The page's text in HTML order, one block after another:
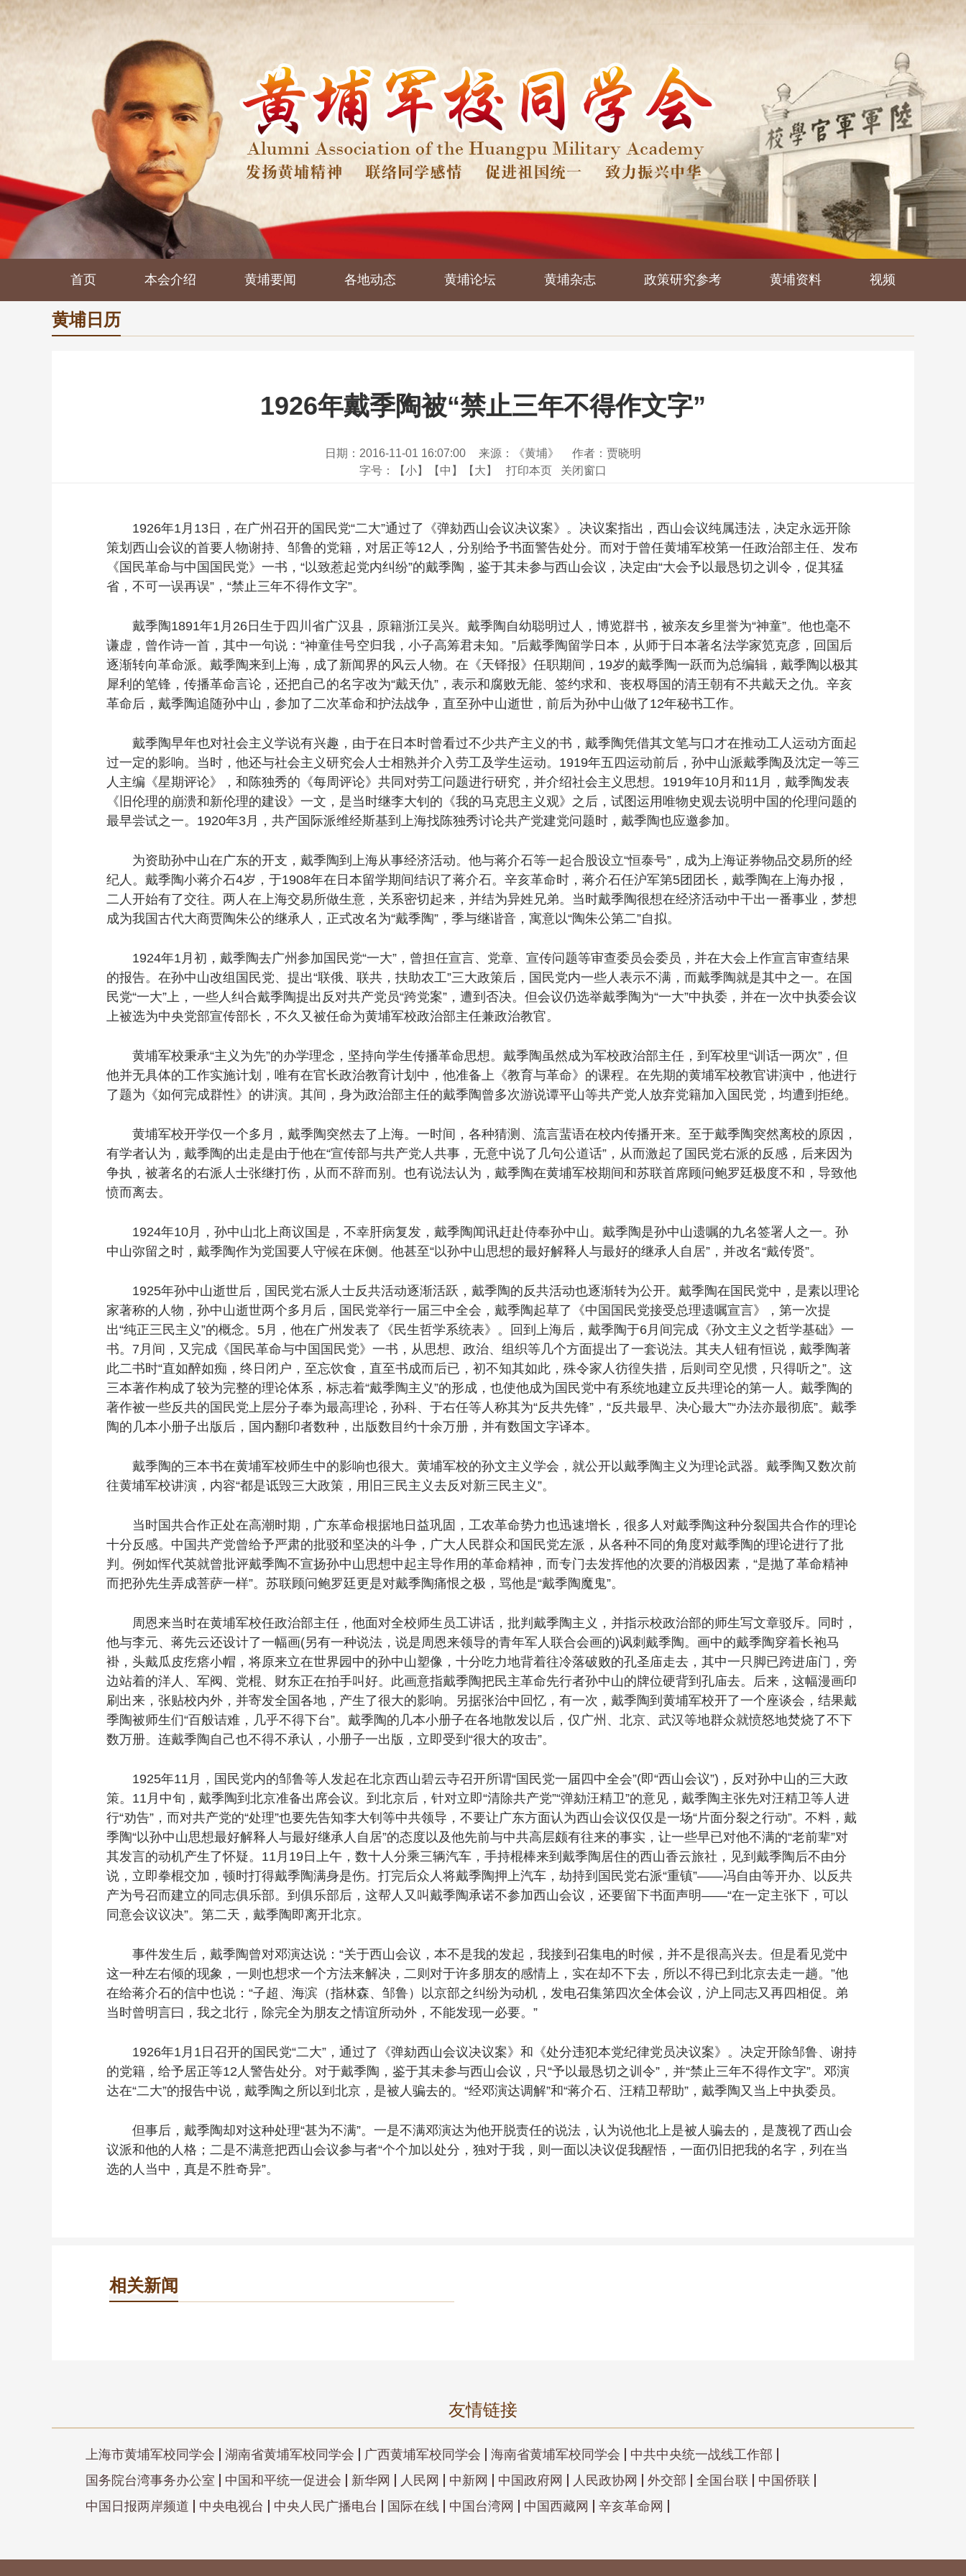
首页 本会介绍 黄埔要闻 各地动态 黄埔论坛 黄埔杂志 政策研究参考 黄埔资料 视频
黄埔日历
1926年戴季陶被“禁止三年不得作文字”
日期：2016-11-01 16:07:00 来源：《黄埔》
作者：贾晓明
字号：
【小】 【中】 【大】 打印本页 关闭窗口
1926年1月13日，在广州召开的国民党“二大”通过了《弹劾西山会议决议案》。决议案指出，西山会议纯属违法，决定永远开除
策划西山会议的首要人物谢持、邹鲁的党籍，对居正等12人，分别给予书面警告处分。而对于曾任黄埔军校第一任政治部主任、发布
《国民革命与中国国民党》一书，“以致惹起党内纠纷”的戴季陶，鉴于其未参与西山会议，决定由“大会予以最恳切之训令，促其猛
省，不可一误再误”，“禁止三年不得作文字”。
戴季陶1891年1月26日生于四川省广汉县，原籍浙江吴兴。戴季陶自幼聪明过人，博览群书，被亲友乡里誉为“神童”。他也毫不
谦虚，曾作诗一首，其中一句说：“神童佳号空归我，小子高筹君未知。”后戴季陶留学日本，从师于日本著名法学家笕克彦，回国后
逐渐转向革命派。戴季陶来到上海，成了新闻界的风云人物。在《天铎报》任职期间，19岁的戴季陶一跃而为总编辑，戴季陶以极其
犀利的笔锋，传播革命言论，还把自己的名字改为“戴天仇”，表示和腐败无能、签约求和、丧权辱国的清王朝有不共戴天之仇。辛亥
革命后，戴季陶追随孙中山，参加了二次革命和护法战争，直至孙中山逝世，前后为孙中山做了12年秘书工作。
戴季陶早年也对社会主义学说有兴趣，由于在日本时曾看过不少共产主义的书，戴季陶凭借其文笔与口才在推动工人运动方面起
过一定的影响。当时，他还与社会主义研究会人士相熟并介入劳工及学生运动。1919年五四运动前后，孙中山派戴季陶及沈定一等三
人主编《星期评论》，和陈独秀的《每周评论》共同对劳工问题进行研究，并介绍社会主义思想。1919年10月和11月，戴季陶发表
《旧伦理的崩溃和新伦理的建设》一文，是当时继李大钊的《我的马克思主义观》之后，试图运用唯物史观去说明中国的伦理问题的
最早尝试之一。1920年3月，共产国际派维经斯基到上海找陈独秀讨论共产党建党问题时，戴季陶也应邀参加。
为资助孙中山在广东的开支，戴季陶到上海从事经济活动。他与蒋介石等一起合股设立“恒泰号”，成为上海证券物品交易所的经
纪人。戴季陶小蒋介石4岁，于1908年在日本留学期间结识了蒋介石。辛亥革命时，蒋介石任沪军第5团团长，戴季陶在上海办报，
二人开始有了交往。两人在上海交易所做生意，关系密切起来，并结为异姓兄弟。当时戴季陶很想在经济活动中干出一番事业，梦想
成为我国古代大商贾陶朱公的继承人，正式改名为“戴季陶”，季与继谐音，寓意以“陶朱公第二”自拟。
1924年1月初，戴季陶去广州参加国民党“一大”，曾担任宣言、党章、宣传问题等审查委员会委员，并在大会上作宣言审查结果
的报告。在孙中山改组国民党、提出“联俄、联共，扶助农工”三大政策后，国民党内一些人表示不满，而戴季陶就是其中之一。在国
民党“一大”上，一些人纠合戴季陶提出反对共产党员“跨党案”，遭到否决。但会议仍选举戴季陶为“一大”中执委，并在一次中执委会议
上被选为中央党部宣传部长，不久又被任命为黄埔军校政治部主任兼政治教官。
黄埔军校秉承“主义为先”的办学理念，坚持向学生传播革命思想。戴季陶虽然成为军校政治部主任，到军校里“训话一两次”，但
他并无具体的工作实施计划，唯有在官长政治教育计划中，他准备上《教育与革命》的课程。在先期的黄埔军校教官讲演中，他进行
了题为《如何完成群性》的讲演。其间，身为政治部主任的戴季陶曾多次游说谭平山等共产党人放弃党籍加入国民党，均遭到拒绝。
黄埔军校开学仅一个多月，戴季陶突然去了上海。一时间，各种猜测、流言蜚语在校内传播开来。至于戴季陶突然离校的原因，
有学者认为，戴季陶的出走是由于他在“宣传部与共产党人共事，无意中说了几句公道话”，从而激起了国民党右派的反感，后来因为
争执，被著名的右派人士张继打伤，从而不辞而别。也有说法认为，戴季陶在黄埔军校期间和苏联首席顾问鲍罗廷极度不和，导致他
愤而离去。
1924年10月，孙中山北上商议国是，不幸肝病复发，戴季陶闻讯赶赴侍奉孙中山。戴季陶是孙中山遗嘱的九名签署人之一。孙
中山弥留之时，戴季陶作为党国要人守候在床侧。他甚至“以孙中山思想的最好解释人与最好的继承人自居”，并改名“戴传贤”。
1925年孙中山逝世后，国民党右派人士反共活动逐渐活跃，戴季陶的反共活动也逐渐转为公开。戴季陶在国民党中，是素以理论
家著称的人物，孙中山逝世两个多月后，国民党举行一届三中全会，戴季陶起草了《中国国民党接受总理遗嘱宣言》，第一次提
出“纯正三民主义”的概念。5月，他在广州发表了《民生哲学系统表》。回到上海后，戴季陶于6月间完成《孙文主义之哲学基础》一
书。7月间，又完成《国民革命与中国国民党》一书，从思想、政治、组织等几个方面提出了一套说法。其夫人钮有恒说，戴季陶著
此二书时“直如醉如痴，终日闭户，至忘饮食，直至书成而后已，初不知其如此，殊令家人彷徨失措，后则司空见惯，只得听之”。这
三本著作构成了较为完整的理论体系，标志着“戴季陶主义”的形成，也使他成为国民党中有系统地建立反共理论的第一人。戴季陶的
著作被一些反共的国民党上层分子奉为最高理论，孙科、于右任等人称其为“反共先锋”，“反共最早、决心最大”“办法亦最彻底”。戴季
陶的几本小册子出版后，国内翻印者数种，出版数目约十余万册，并有数国文字译本。
戴季陶的三本书在黄埔军校师生中的影响也很大。黄埔军校的孙文主义学会，就公开以戴季陶主义为理论武器。戴季陶又数次前
往黄埔军校讲演，内容“都是诋毁三大政策，用旧三民主义去反对新三民主义”。
当时国共合作正处在高潮时期，广东革命根据地日益巩固，工农革命势力也迅速增长，很多人对戴季陶这种分裂国共合作的理论
十分反感。中国共产党曾给予严肃的批驳和坚决的斗争，广大人民群众和国民党左派，从各种不同的角度对戴季陶的理论进行了批
判。例如恽代英就曾批评戴季陶不宣扬孙中山思想中起主导作用的革命精神，而专门去发挥他的次要的消极因素，“是抛了革命精神
而把孙先生弄成菩萨一样”。苏联顾问鲍罗廷更是对戴季陶痛恨之极，骂他是“戴季陶魔鬼”。
周恩来当时在黄埔军校任政治部主任，他面对全校师生员工讲话，批判戴季陶主义，并指示校政治部的师生写文章驳斥。同时，
他与李元、蒋先云还设计了一幅画(另有一种说法，说是周恩来领导的青年军人联合会画的)讽刺戴季陶。画中的戴季陶穿着长袍马
褂，头戴瓜皮疙瘩小帽，将原来立在世界园中的孙中山塑像，十分吃力地背着往冷落破败的孔圣庙走去，其中一只脚已跨进庙门，旁
边站着的洋人、军阀、党棍、财东正在拍手叫好。此画意指戴季陶把民主革命先行者孙中山的牌位硬背到孔庙去。后来，这幅漫画印
刷出来，张贴校内外，并寄发全国各地，产生了很大的影响。另据张治中回忆，有一次，戴季陶到黄埔军校开了一个座谈会，结果戴
季陶被师生们“百般诘难，几乎不得下台”。戴季陶的几本小册子在各地散发以后，仅广州、北京、武汉等地群众就愤怒地焚烧了不下
数万册。连戴季陶自己也不得不承认，小册子一出版，立即受到“很大的攻击”。
1925年11月，国民党内的邹鲁等人发起在北京西山碧云寺召开所谓“国民党一届四中全会”(即“西山会议”)，反对孙中山的三大政
策。11月中旬，戴季陶到北京准备出席会议。到北京后，针对立即“清除共产党”“弹劾汪精卫”的意见，戴季陶主张先对汪精卫等人进
行“劝告”，而对共产党的“处理”也要先告知李大钊等中共领导，不要让广东方面认为西山会议仅仅是一场“片面分裂之行动”。不料，戴
季陶“以孙中山思想最好解释人与最好继承人自居”的态度以及他先前与中共高层颇有往来的事实，让一些早已对他不满的“老前辈”对
其发言的动机产生了怀疑。11月19日上午，数十人分乘三辆汽车，手持棍棒来到戴季陶居住的西山香云旅社，见到戴季陶后不由分
说，立即拳棍交加，顿时打得戴季陶满身是伤。打完后众人将戴季陶押上汽车，劫持到国民党右派“重镇”——冯自由等开办、以反共
产为号召而建立的同志俱乐部。到俱乐部后，这帮人又叫戴季陶承诺不参加西山会议，还要留下书面声明——“在一定主张下，可以
同意会议议决”。第二天，戴季陶即离开北京。
事件发生后，戴季陶曾对邓演达说：“关于西山会议，本不是我的发起，我接到召集电的时候，并不是很高兴去。但是看见党中
这一种左右倾的现象，一则也想求一个方法来解决，二则对于许多朋友的感情上，实在却不下去，所以不得已到北京去走一趟。”他
在给蒋介石的信中也说：“子超、海滨（指林森、邹鲁）以京部之纠纷为动机，发电召集第四次全体会议，沪上同志又再四相促。弟
当时曾明言曰，我之北行，除完全为朋友之情谊所动外，不能发现一必要。”
1926年1月1日召开的国民党“二大”，通过了《弹劾西山会议决议案》和《处分违犯本党纪律党员决议案》。决定开除邹鲁、谢持
的党籍，给予居正等12人警告处分。对于戴季陶，鉴于其未参与西山会议，只“予以最恳切之训令”，并“禁止三年不得作文字”。邓演
达在“二大”的报告中说，戴季陶之所以到北京，是被人骗去的。“经邓演达调解”和“蒋介石、汪精卫帮助”，戴季陶又当上中执委员。
但事后，戴季陶却对这种处理“甚为不满”。一是不满邓演达为他开脱责任的说法，认为说他北上是被人骗去的，是蔑视了西山会
议派和他的人格；二是不满意把西山会议参与者“个个加以处分，独对于我，则一面以决议促我醒悟，一面仍旧把我的名字，列在当
选的人当中，真是不胜奇异”。
相关新闻
友情链接
上海市黄埔军校同学会 湖南省黄埔军校同学会 广西黄埔军校同学会 海南省黄埔军校同学会
中共中央统一战线工作部
国务院台湾事务办公室
中国和平统一促进会 新华网 人民网 中新网 中国政府网 人民政协网 外交部 全国台联
中国侨联
中国日报两岸频道
中央电视台 中央人民广播电台 国际在线 中国台湾网 中国西藏网 辛亥革命网